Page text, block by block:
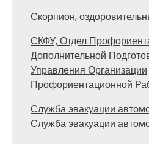
Скорпион,
СКФУ, Отдел
Дополнительной
Управления Организации
Профориентационной
Служба эвакуации
Служба эвакуации